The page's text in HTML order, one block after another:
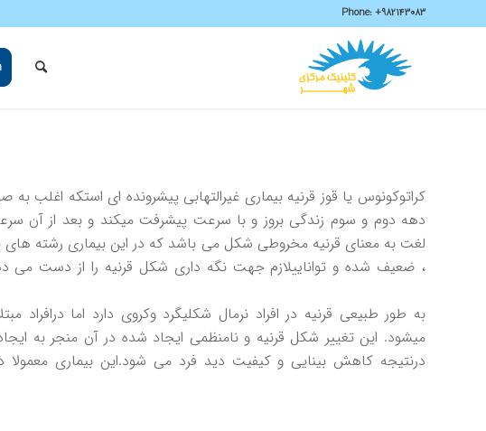
Phone:+982143083
کراتوکونوس يا قوز قرنيه بيماری غيرالتهابی پيشرونده ای استکه اغلب
دهه دوم و سوم زندگی بروز و با سرعت پيشرفت میکند و بعد از آن
لغت به معنای قرنيه مخروطی شکل می باشد که در اين بيماری رشته های
، ضعيف شده و تواناييلازم جهت نگه داری شکل قرنيه را از دست می
به طور طبيعی قرنيه در افراد نرمال شکلیگرد وکروی دارد اما درافراد
میشود. اين تغيير شکل قرنيه و نامنظمی ايجاد شده در آن منجر به
درنتيجه کاهش بينايی و کيفيت ديد فرد می شود.اين بيماری